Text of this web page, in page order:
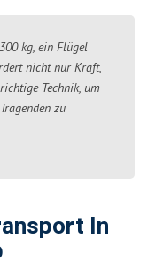
kg, ein Flügel
nicht nur Kraft,
Technik, um
zu
In